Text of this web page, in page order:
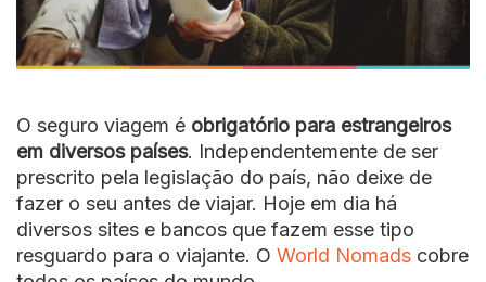
O seguro viagem é obrigatório para estrangeiros
em diversos países. Independentemente de ser
prescrito pela legislação do país, não deixe de
fazer o seu antes de viajar. Hoje em dia há
diversos sites e bancos que fazem esse tipo
resguardo para o viajante. O World Nomads cobre